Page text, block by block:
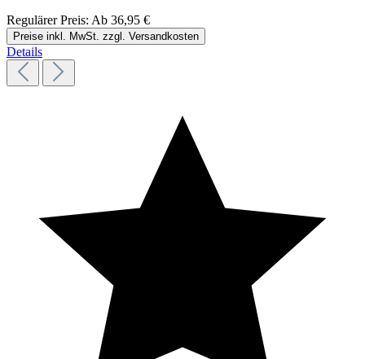
Regulärer Preis: Ab 36,95 €
Preise inkl. MwSt. zzgl. Versandkosten
Details